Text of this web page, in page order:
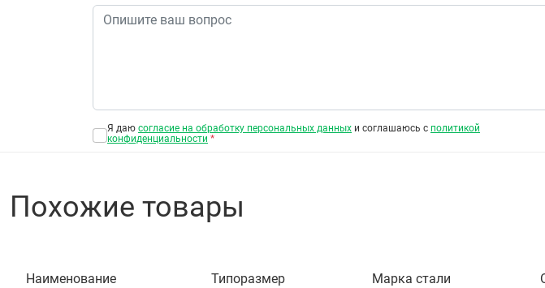
Я даю согласие на обработку персональных данных и соглашаюсь с политикой
конфиденциальности *
Похожие товары
Наименование Типоразмер Марка стали